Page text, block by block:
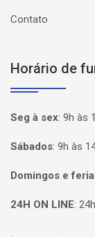
Contato
Horário de
Seg à sex: 9h às
Sábados: 9h às
Domingos e
24H ON LINE: